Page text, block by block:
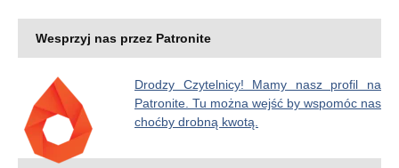
Wesprzyj nas przez Patronite
Drodzy Czytelnicy! Mamy nasz profil na
Patronite. Tu można wejść by wspomóc nas
choćby drobną kwotą.